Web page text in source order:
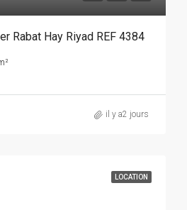
Rabat Hay Riyad REF 4384
il y a2 jours
LOCATION